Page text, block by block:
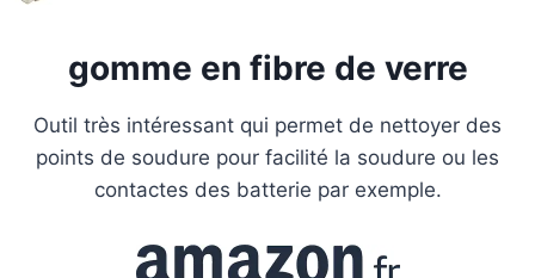
gomme en fibre de verre
Outil très intéressant qui permet de nettoyer des
points de soudure pour facilité la soudure ou les
contactes des batterie par exemple.